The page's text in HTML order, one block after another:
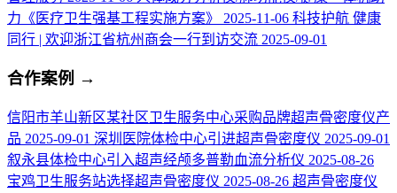
力《医疗卫生强基工程实施方案》
2025-11-06 科技护航 健康
同行 | 欢迎浙江省杭州商会一行到访交流 2025-09-01
合作案例 →
信阳市羊山新区某社区卫生服务中心采购品牌超声骨密度仪产
品 2025-09-01 深圳医院体检中心引进超声骨密度仪 2025-09-01
叙永县体检中心引入超声经颅多普勒血流分析仪 2025-08-26
宝鸡卫生服务站选择超声骨密度仪 2025-08-26 超声骨密度仪